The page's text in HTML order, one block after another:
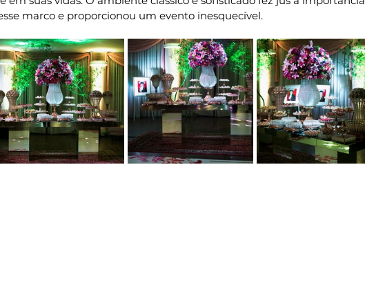
marco e proporcionou um evento inesquecível.